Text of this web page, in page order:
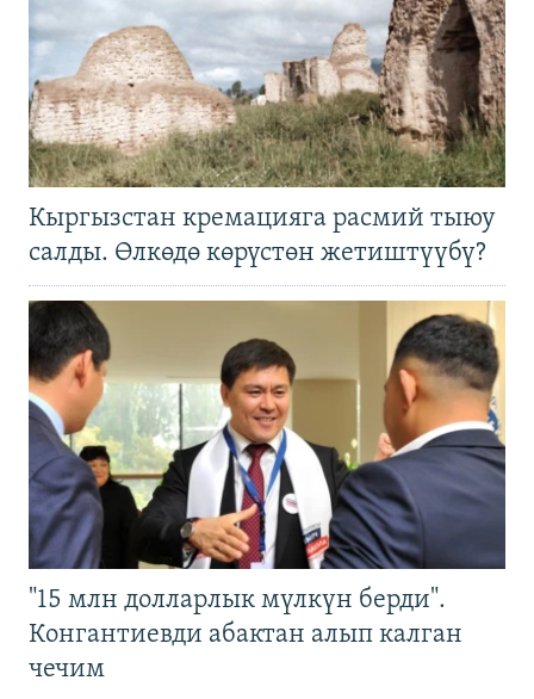
Кыргызстан кремацияга расмий тыюу
салды. Өлкөдө көрүстөн жетиштүүбү?
"15 млн долларлык мүлкүн берди".
Конгантиевди абактан алып калган
чечим